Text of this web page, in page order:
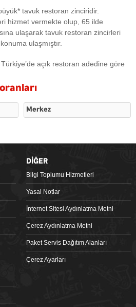
tavuk restoran zinciridir.
hizmet vermekte olup, 65 ilde
ulaşarak tavuk restoran zincirleri
ulaşmıştır.
açık restoran adedine göre
Merkez
DİĞER
Bilgi Toplumu Hizmetleri
Yasal Notlar
İnternet Sitesi Aydınlatma Metni
Çerez Aydınlatma Metni
Paket Servis Dağıtım Alanları
Çerez Ayarları